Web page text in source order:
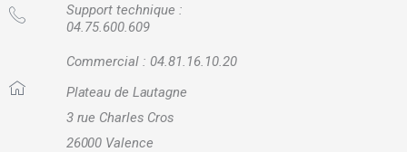
Support technique :
04.75.600.609
Commercial : 04.81.16.10.20
Plateau de Lautagne
3 rue Charles Cros
26000 Valence